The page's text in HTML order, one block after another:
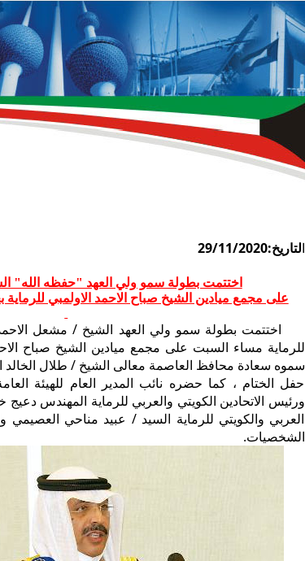
التاريخ:29/11/2020
اختتمت بطولة سمو ولي العهد "حفظه الله"
على مجمع ميادين الشيخ صباح الاحمد الاولمبي
اختتمت بطولة سمو ولي العهد الشيخ / مشعل الاحمد
للرماية مساء السبت على مجمع ميادين الشيخ صباح
سموه سعادة محافظ العاصمة معالى الشيخ / طلال الخالد
حفل الختام ، كما حضره نائب المدير العام للهيئة
ورئيس الاتحادين الكويتي والعربي للرماية المهندس دعيج
العربي والكويتي للرماية السيد / عبيد مناحي
الشخصيات.